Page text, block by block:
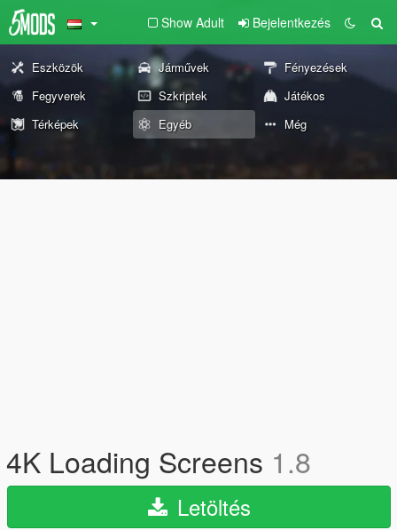
Show Adult Bejelentkezés
Eszközök Járművek
Fényezések
Fegyverek
Szkriptek
Játékos
Térképek
Egyéb Még
4K Loading Screens 1.8
Letöltés